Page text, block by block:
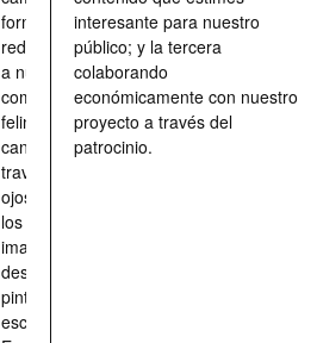
forma de
redescubrir
a nuestros
compañeros
felinos y
caninos a
través de los
ojos quienes
los han
imaginado,
descrito,
pintado,
esculpido...
interesante para nuestro
público; y la tercera
colaborando
económicamente con nuestro
proyecto a través del
patrocinio.